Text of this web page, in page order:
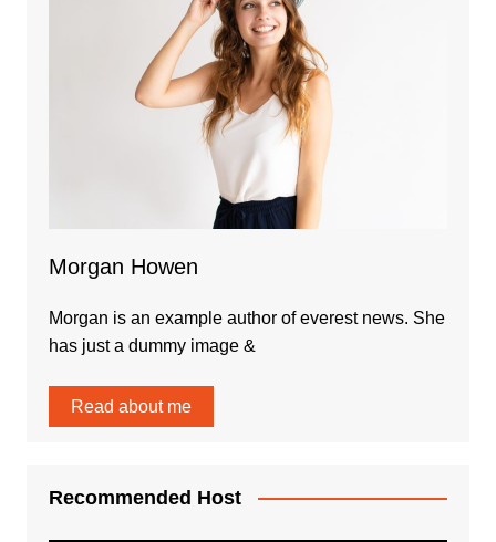
Morgan Howen
Morgan is an example author of everest news. She
has just a dummy image &
Read about me
Recommended Host